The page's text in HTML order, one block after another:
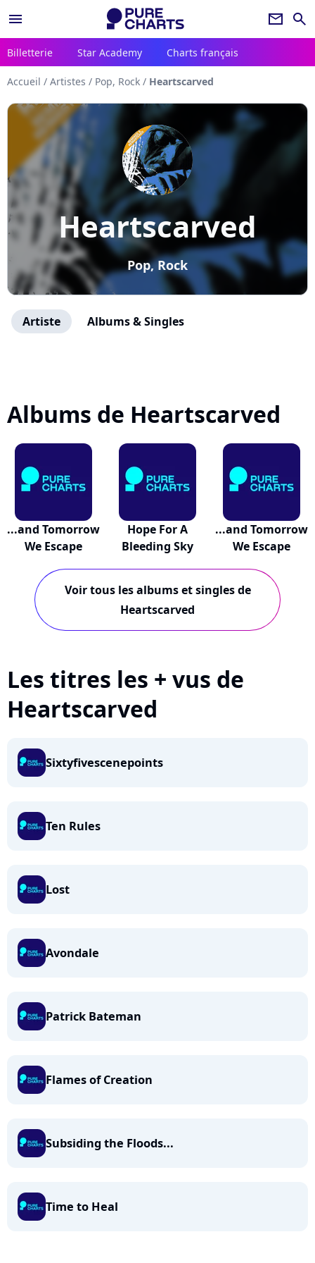
menu newsletter search
Billetterie Star Academy Charts français
Accueil / Artistes / Pop, Rock / Heartscarved
Heartscarved
Pop, Rock
Artiste Albums & Singles
Albums de Heartscarved
...and Tomorrow
We Escape
Hope For A
Bleeding Sky
...and Tomorrow
We Escape
Voir tous les albums et singles de
Heartscarved
Les titres les + vus de
Heartscarved
Sixtyfivescenepoints
Ten Rules
Lost
Avondale
Patrick Bateman
Flames of Creation
Subsiding the Floods...
Time to Heal